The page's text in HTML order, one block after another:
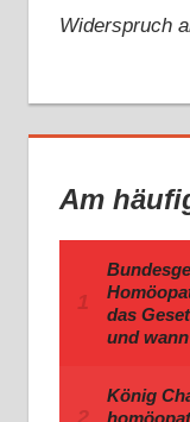
Widerspruch
Am